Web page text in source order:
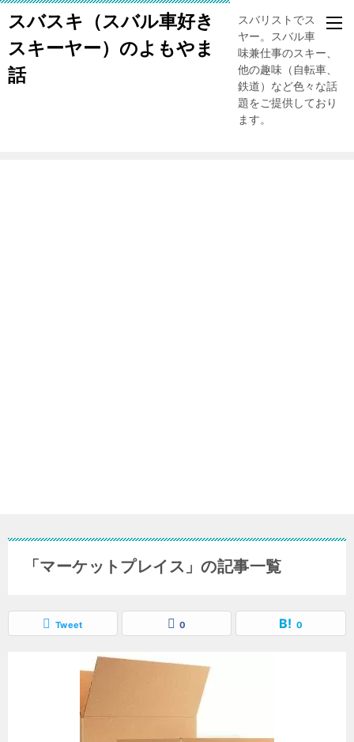
スバスキ（スバル車好き
スキーヤー）のよもやま
話
スバリストでスキー
ヤー。スバル車、趣
味兼仕事のスキー、
他の趣味（自転車、
鉄道）など色々な話
題をご提供しており
ます。
「マーケットプレイス」の記事一覧
Tweet 0 0